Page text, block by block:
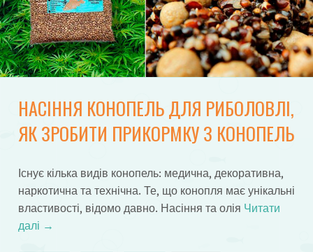
НАСІННЯ КОНОПЕЛЬ ДЛЯ РИБОЛОВЛІ,
ЯК ЗРОБИТИ ПРИКОРМКУ З КОНОПЕЛЬ
Існує кілька видів конопель: медична, декоративна,
наркотична та технічна. Те, що конопля має унікальні
властивості, відомо давно. Насіння та олія Читати
далі →